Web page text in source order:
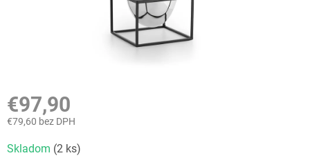
€97,90
€79,60 bez DPH
cena:
Skladom (2 ks)